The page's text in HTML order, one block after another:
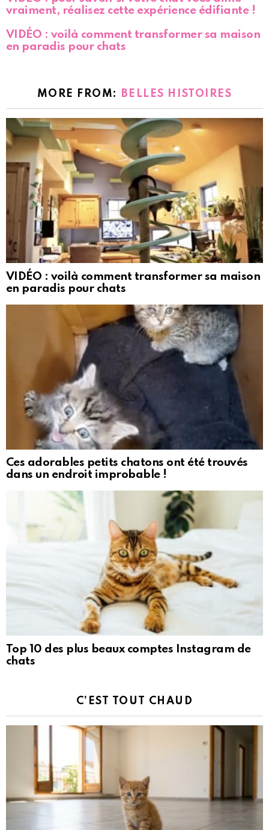
vraiment, réalisez cette expérience édifiante !
VIDÉO : voilà comment transformer sa maison
en paradis pour chats
MORE FROM: BELLES HISTOIRES
VIDÉO : voilà comment transformer sa maison
en paradis pour chats
Ces adorables petits chatons ont été trouvés
dans un endroit improbable !
Top 10 des plus beaux comptes Instagram de
chats
C’EST TOUT CHAUD